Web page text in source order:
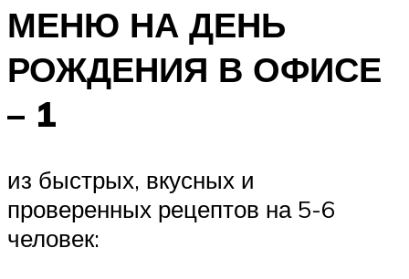
МЕНЮ НА ДЕНЬ
РОЖДЕНИЯ В ОФИСЕ
– 1
из быстрых, вкусных и
проверенных рецептов на 5-6
человек: